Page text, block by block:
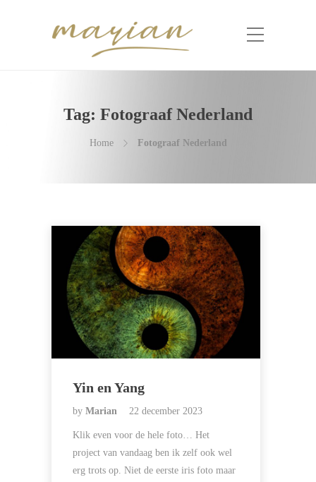
Tag: Fotograaf Nederland
Home Fotograaf Nederland
Yin en Yang
by Marian 22 december 2023
Klik even voor de hele foto… Het
project van vandaag ben ik zelf ook wel
erg trots op. Niet de eerste iris foto maar